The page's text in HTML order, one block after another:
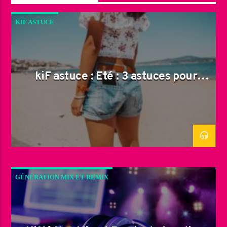
KIF ASTUCE
kiF astuce : Été : 3 astuces pour
remédier au frottement de nos
cuisses !
GÉNÉRATION MIX ET REMIX